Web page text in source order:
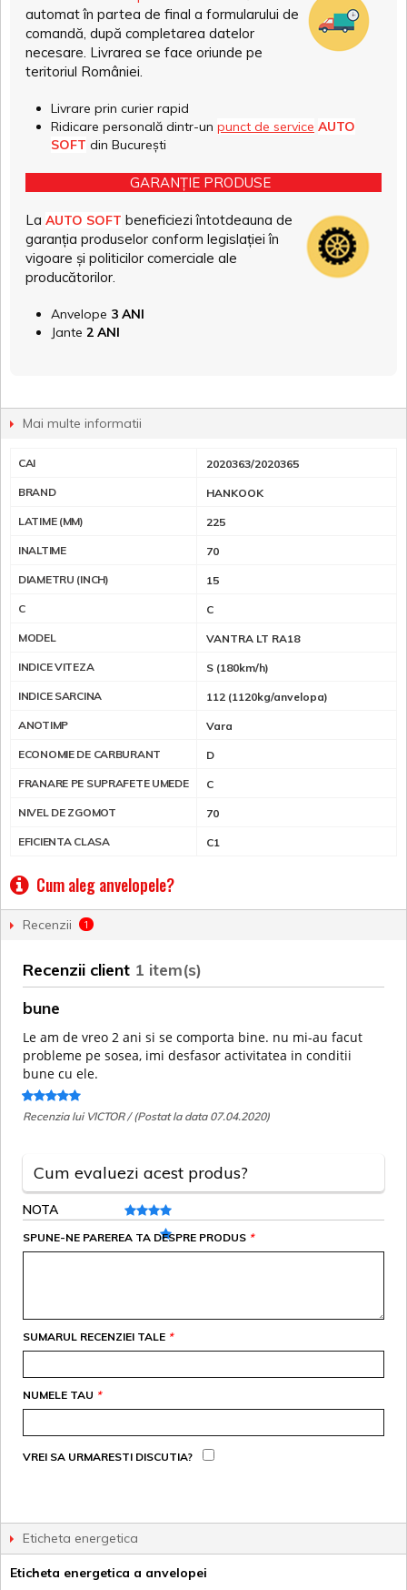
automat în partea de final a formularului de
comandă, după completarea datelor
necesare. Livrarea se face oriunde pe
teritoriul României.
Livrare prin curier rapid
Ridicare personală dintr-un punct de service AUTO
SOFT din București
GARANȚIE PRODUSE
La AUTO SOFT beneficiezi întotdeauna de
garanția produselor conform legislației în
vigoare și politicilor comerciale ale
producătorilor.
Anvelope 3 ANI
Jante 2 ANI
Mai multe informatii
CAI 2020363/2020365
BRAND HANKOOK
LATIME (MM) 225
INALTIME 70
DIAMETRU (INCH) 15
C C
MODEL VANTRA LT RA18
INDICE VITEZA S (180km/h)
INDICE SARCINA 112 (1120kg/anvelopa)
ANOTIMP Vara
ECONOMIE DE CARBURANT D
FRANARE PE SUPRAFETE UMEDE C
NIVEL DE ZGOMOT 70
EFICIENTA CLASA C1
Cum aleg anvelopele?
Recenzii 1
Recenzii client 1 item(s)
bune
Le am de vreo 2 ani si se comporta bine. nu mi-au facut
probleme pe sosea, imi desfasor activitatea in conditii
bune cu ele.
Recenzia lui VICTOR / (Postat la data 07.04.2020)
Cum evaluezi acest produs?
NOTA
*
SPUNE-NE PAREREA TA DESPRE PRODUS
*
SUMARUL RECENZIEI TALE
*
NUMELE TAU
VREI SA URMARESTI DISCUTIA?
Eticheta energetica
Eticheta energetica a anvelopei